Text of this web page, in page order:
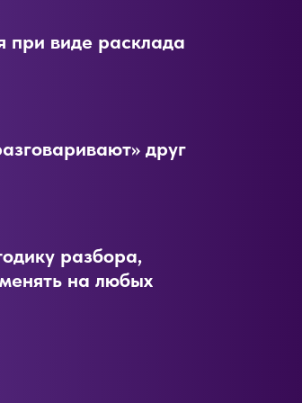
при виде расклада
друг
разбора,
на любых